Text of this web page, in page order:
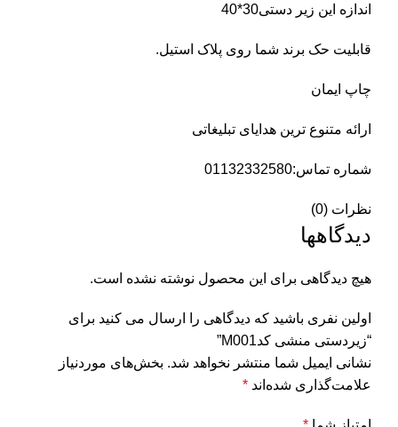
اندازه این زیر دستی30*40
قابلیت حک برند شما روی پلاک استیل.
چاپ ایمان
ارائه متنوع ترین هدایای تبلیغاتی
شماره تماس:01132332580
نظرات (0)
دیدگاهها
هیچ دیدگاهی برای این محصول نوشته نشده است.
اولین نفری باشید که دیدگاهی را ارسال می کنید برای
“زیردستی منشی کدM001”
نشانی ایمیل شما منتشر نخواهد شد. بخش‌های موردنیاز
علامت‌گذاری شده‌اند *